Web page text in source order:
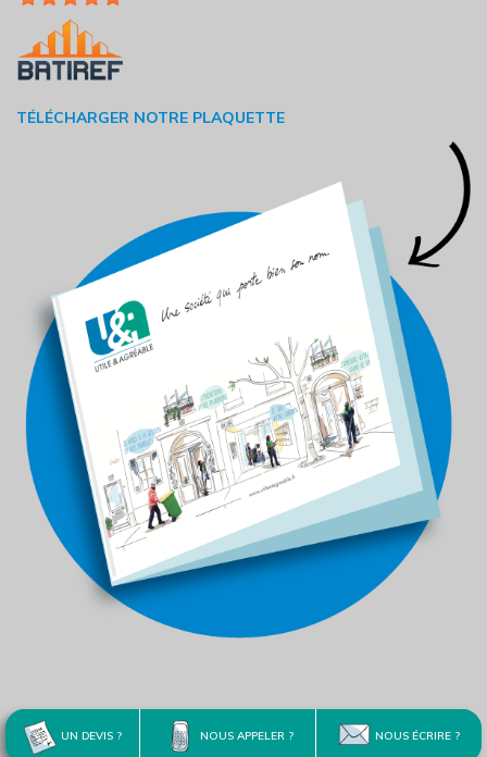
UN DEVIS ? NOUS APPELER ? NOUS ÉCRIRE ?
TÉLÉCHARGER NOTRE PLAQUETTE